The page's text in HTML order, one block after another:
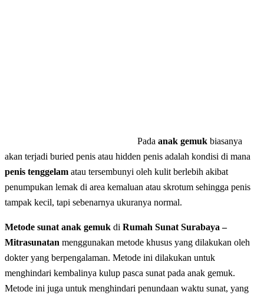
Pada anak gemuk biasanya
akan terjadi buried penis atau hidden penis adalah kondisi di mana
penis tenggelam atau tersembunyi oleh kulit berlebih akibat
penumpukan lemak di area kemaluan atau skrotum sehingga penis
tampak kecil, tapi sebenarnya ukuranya normal.
Metode sunat anak gemuk di Rumah Sunat Surabaya –
Mitrasunatan menggunakan metode khusus yang dilakukan oleh
dokter yang berpengalaman. Metode ini dilakukan untuk
menghindari kembalinya kulup pasca sunat pada anak gemuk.
Metode ini juga untuk menghindari penundaan waktu sunat, yang